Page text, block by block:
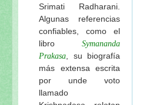
Srimati Radharani.
Algunas referencias
confiables, como el
libro Symananda
Prakasa , su biografía
más extensa escrita
por unde voto
llamado